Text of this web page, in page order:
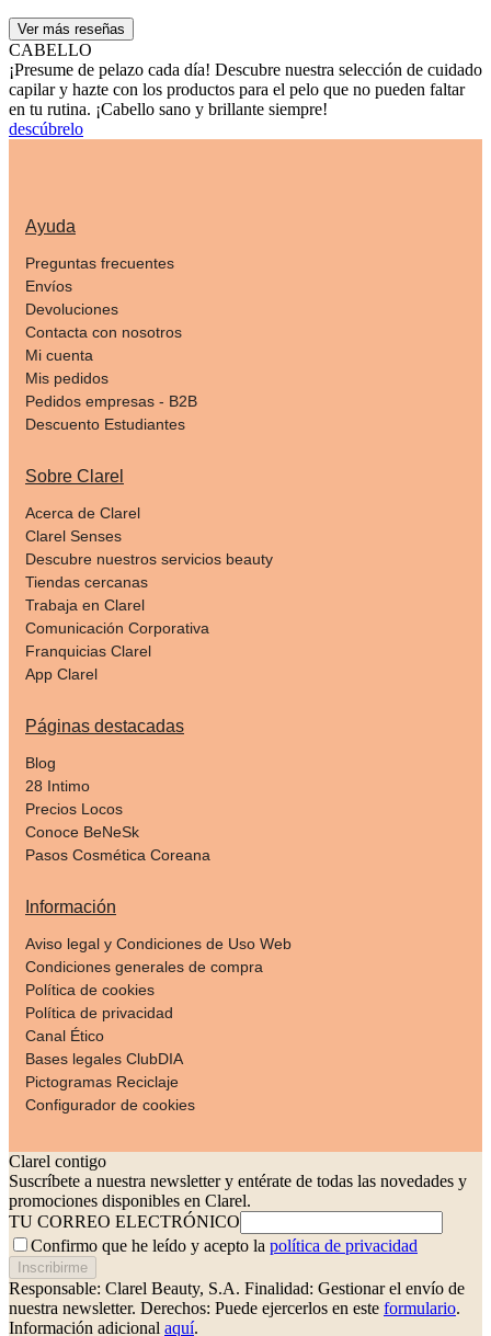
Ver más reseñas
CABELLO
¡Presume de pelazo cada día! Descubre nuestra selección de cuidado
capilar y hazte con los productos para el pelo que no pueden faltar
en tu rutina. ¡Cabello sano y brillante siempre!
descúbrelo
Ayuda
Preguntas frecuentes
Envíos
Devoluciones
Contacta con nosotros
Mi cuenta
Mis pedidos
Pedidos empresas - B2B
Descuento Estudiantes
Sobre Clarel
Acerca de Clarel
Clarel Senses
Descubre nuestros servicios beauty
Tiendas cercanas
Trabaja en Clarel
Comunicación Corporativa
Franquicias Clarel
App Clarel
Páginas destacadas
Blog
28 Intimo
Precios Locos
Conoce BeNeSk
Pasos Cosmética Coreana
Información
Aviso legal y Condiciones de Uso Web
Condiciones generales de compra
Política de cookies
Política de privacidad
Canal Ético
Bases legales ClubDIA
Pictogramas Reciclaje
Configurador de cookies
Clarel contigo
Suscríbete a nuestra newsletter y entérate de todas las novedades y
promociones disponibles en Clarel.
TU CORREO ELECTRÓNICO
Confirmo que he leído y acepto la política de privacidad
Inscribirme
Responsable: Clarel Beauty, S.A. Finalidad: Gestionar el envío de
nuestra newsletter. Derechos: Puede ejercerlos en este formulario.
Información adicional aquí.